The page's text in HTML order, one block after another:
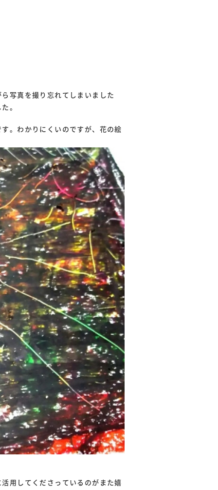
写真を撮り忘れてしまいました
。
。わかりにくいのですが、花の絵
用してくださっているのがまた嬉